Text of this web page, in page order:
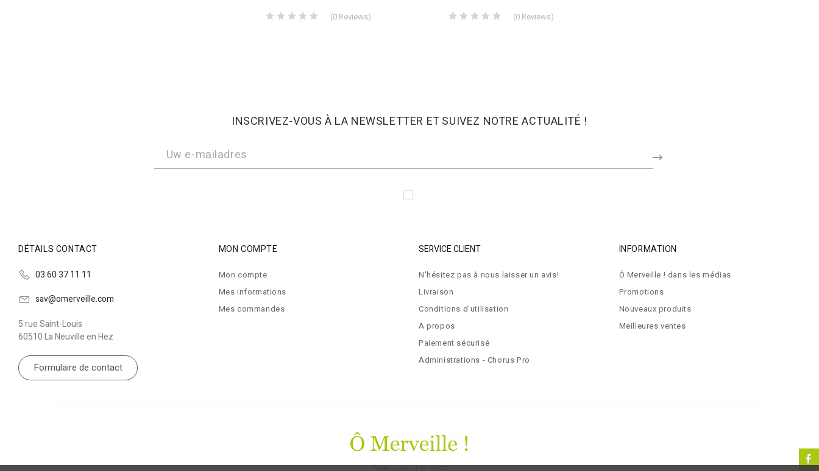
(0 Reviews) (0 Reviews)
INSCRIVEZ-VOUS À LA NEWSLETTER ET SUIVEZ NOTRE ACTUALITÉ !
DÉTAILS CONTACT
03 60 37 11 11
sav@omerveille.com
5 rue Saint-Louis
60510 La Neuville en Hez
Formulaire de contact
MON COMPTE
Mon compte
Mes informations
Mes commandes
SERVICE CLIENT
N'hésitez pas à nous laisser un avis!
Livraison
Conditions d'utilisation
A propos
Paiement sécurisé
Administrations - Chorus Pro
INFORMATION
Ô Merveille ! dans les médias
Promotions
Nouveaux produits
Meilleures ventes